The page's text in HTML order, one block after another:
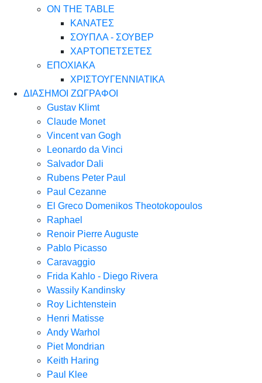
ON THE TABLE
ΚΑΝΑΤΕΣ
ΣΟΥΠΛΑ - ΣΟΥΒΕΡ
ΧΑΡΤΟΠΕΤΣΕΤΕΣ
ΕΠΟΧΙΑΚΑ
ΧΡΙΣΤΟΥΓΕΝΝΙΑΤΙΚΑ
ΔΙΑΣΗΜΟΙ ΖΩΓΡΑΦΟΙ
Gustav Klimt
Claude Monet
Vincent van Gogh
Leonardo da Vinci
Salvador Dali
Rubens Peter Paul
Paul Cezanne
El Greco Domenikos Theotokopoulos
Raphael
Renoir Pierre Auguste
Pablo Picasso
Caravaggio
Frida Kahlo - Diego Rivera
Wassily Kandinsky
Roy Lichtenstein
Henri Matisse
Andy Warhol
Piet Mondrian
Keith Haring
Paul Klee